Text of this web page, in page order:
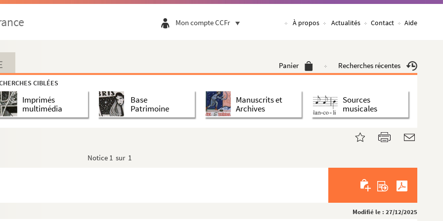
Mon compte CCFr À propos Actualités Contact Aide
Panier Recherches récentes
CIBLÉES
Imprimés
multimédia
Base
Patrimoine
Manuscrits et
Archives
Sources
musicales
Notice 1 sur 1
Modifié le : 27/12/2025
où Claude de Jouffroy fit la 1ère expérience de...